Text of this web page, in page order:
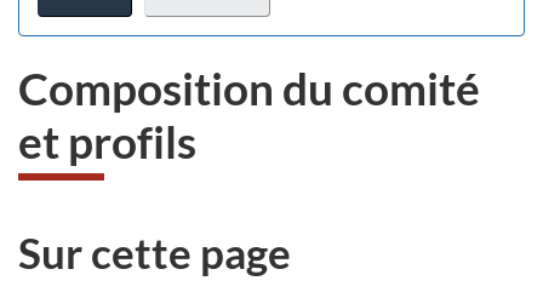
au
ne
pas
participer
Composition du comité
et profils
Sur cette page